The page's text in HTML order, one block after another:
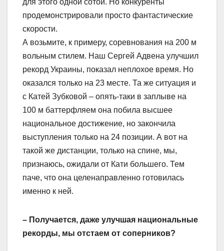
для этого одной сотой. Но конкуренты
продемонстрировали просто фантастические
скорости.
А возьмите, к примеру, соревнования на 200 м
вольным стилем. Наш Сергей Адвена улучшил
рекорд Украины, показал неплохое время. Но
оказался только на 23 месте. Та же ситуация и
с Катей Зубковой – опять-таки в заплыве на
100 м баттерфляем она побила высшее
национальное достижение, но закончила
выступления только на 24 позиции. А вот на
такой же дистанции, только на спине, мы,
признаюсь, ожидали от Кати большего. Тем
паче, что она целенаправленно готовилась
именно к ней.
– Получается, даже улучшая национальные
рекорды, мы отстаем от соперников?